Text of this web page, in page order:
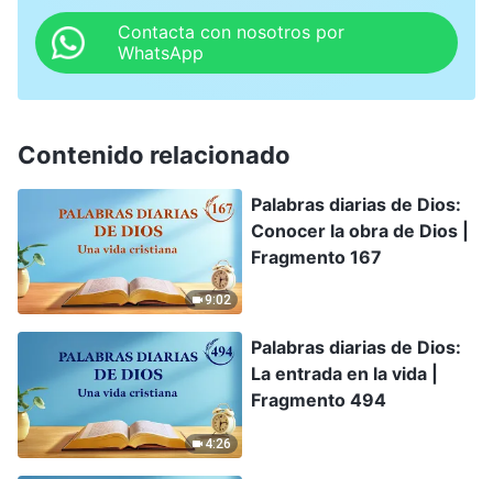
Contacta con nosotros por
WhatsApp
Contenido relacionado
9:02
Palabras diarias de Dios:
Conocer la obra de Dios |
Fragmento 167
4:26
Palabras diarias de Dios:
La entrada en la vida |
Fragmento 494